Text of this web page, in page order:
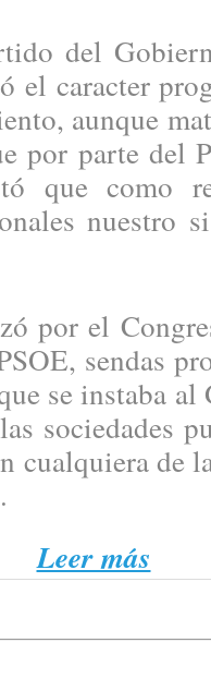
del
el caracter
aunque
por parte del
que como
nuestro
por el
sendas
se instaba
sociedades
cualquiera de
Leer más